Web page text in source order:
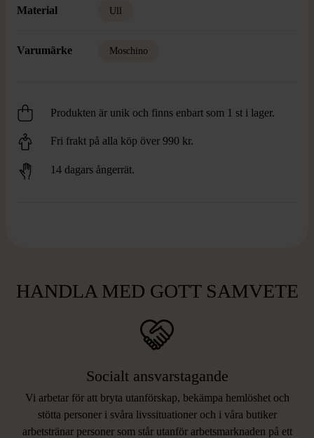
Material Ull
Varumärke Moschino
Produkten är unik och finns enbart som 1 st i lager.
Fri frakt på alla köp över 990 kr.
14 dagars ångerrät.
HANDLA MED GOTT SAMVETE
Socialt ansvarstagande
Vi arbetar för att bryta utanförskap, bekämpa hemlöshet och
stötta personer i svåra livssituationer och i våra butiker
arbetstränar personer som står utanför arbetsmarknaden på ett